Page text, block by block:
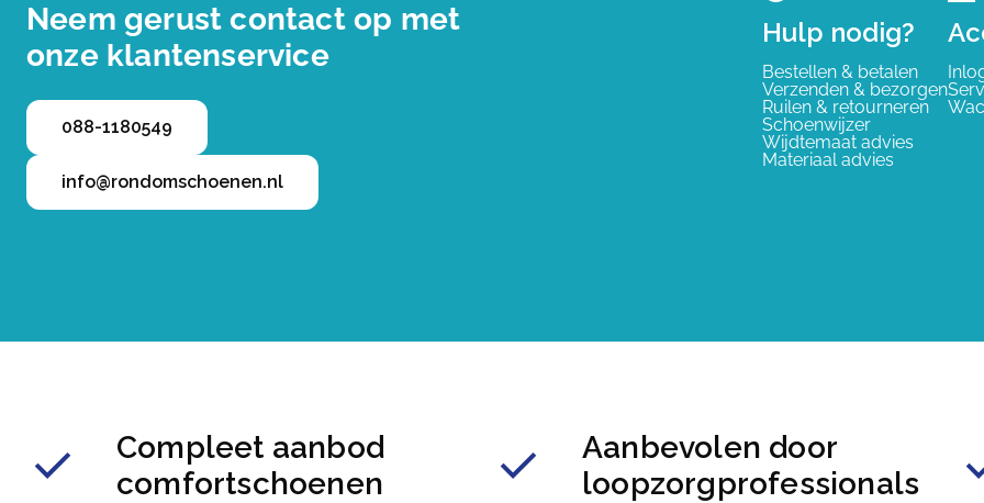
Neem gerust contact op met
onze klantenservice
088-1180549
info@rondomschoenen.nl
Hulp nodig?
Bestellen & betalen
Verzenden & bezorgen
Ruilen & retourneren
Schoenwijzer
Wijdtemaat advies
Materiaal advies
Compleet aanbod
comfortschoenen
Aanbevolen door
loopzorgprofessionals